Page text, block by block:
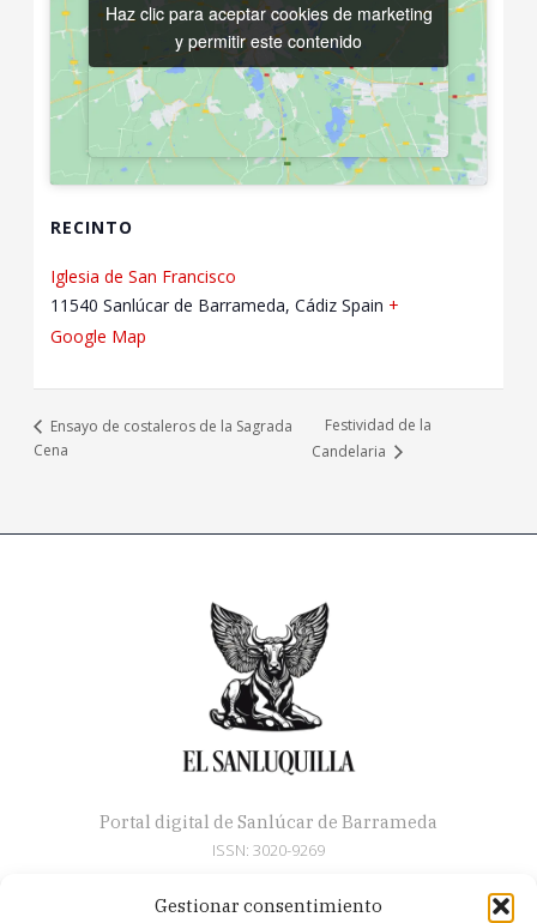
Gestionar consentimiento
RECINTO
Iglesia de San Francisco
11540 Sanlúcar de Barrameda, Cádiz Spain +
Google Map
Haz clic para aceptar cookies de marketing
y permitir este contenido
Haz clic para aceptar cookies de marketing
y permitir este contenido
Ensayo de costaleros de la Sagrada
Cena
Festividad de la
Candelaria
Portal digital de Sanlúcar de Barrameda
ISSN: 3020-9269